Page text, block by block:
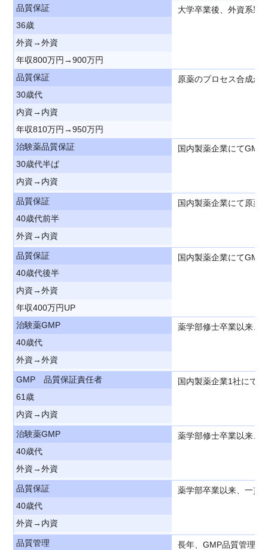
品質保証
大学卒業後、外資系製
36歳
外資→外資
年収800万円→900万円
品質保証
原薬のプロセス合成か
30歳代
内資→内資
年収810万円→950万円
治験薬品質保証
国内製薬企業にて
30歳代半ば
内資→内資
品質保証
国内製薬企業にて原薬
40歳代前半
外資→内資
品質保証
国内製薬企業にて
40歳代後半
内資→外資
年収400万円UP
治験薬GMP
薬学部修士卒業以来、
40歳代
外資→外資
GMP 品質保証責任者
国内製薬企業1社にて
61歳
内資→内資
治験薬GMP
薬学部修士卒業以来、
40歳代
外資→外資
品質保証
薬学部卒業以来、一貫
40歳代
外資→内資
品質管理 長年、GMP品質管理職